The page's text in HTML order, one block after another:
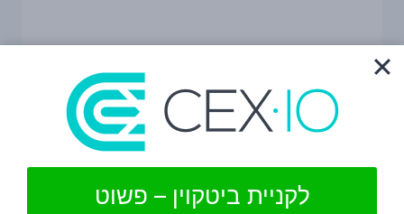
לקניית ביטקוין – פשוט